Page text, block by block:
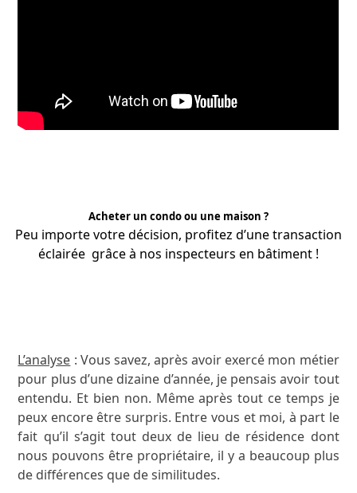
Acheter un condo ou une maison ?
Peu importe votre décision, profitez d’une transaction
éclairée grâce à nos inspecteurs en bâtiment !
L’analyse : Vous savez, après avoir exercé mon métier
pour plus d’une dizaine d’année, je pensais avoir tout
entendu. Et bien non. Même après tout ce temps je
peux encore être surpris. Entre vous et moi, à part le
fait qu’il s’agit tout deux de lieu de résidence dont
nous pouvons être propriétaire, il y a beaucoup plus
de différences que de similitudes.